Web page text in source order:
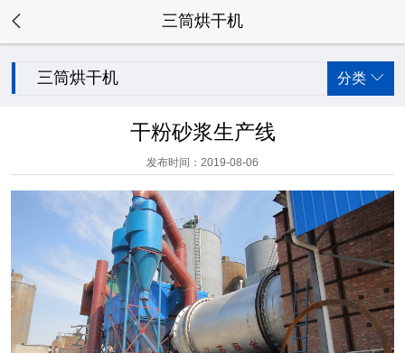
 三筒烘干机
三筒烘干机 分类 
干粉砂浆生产线
发布时间：2019-08-06